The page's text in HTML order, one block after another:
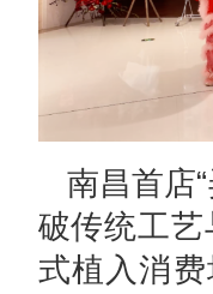
南昌首店
破传统工
式植入消